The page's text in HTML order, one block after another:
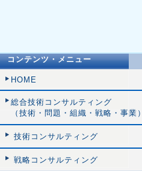
コンテンツ・メニュー
HOME
総合技術コンサルティング
（技術・問題・組織・戦略・事業）
技術コンサルティング
戦略コンサルティング